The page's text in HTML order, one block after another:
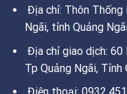
Địa chỉ: Thôn Thống
Ngãi, tỉnh Quảng
Địa chỉ giao dịch: 60
Tp Quảng Ngãi, Tỉnh